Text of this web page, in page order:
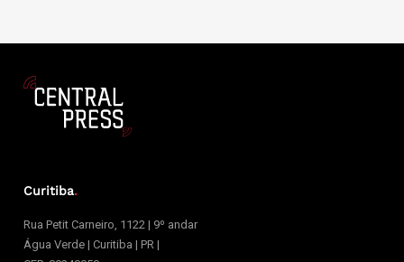
Curitiba.
Rua Petit Carneiro, 1122 | 9º andar
Água Verde | Curitiba | PR |